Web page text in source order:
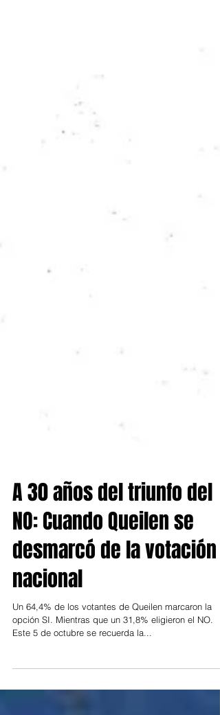
A 30 años del triunfo del
NO: Cuando Queilen se
desmarcó de la votación
nacional
Un 64,4% de los votantes de Queilen marcaron la